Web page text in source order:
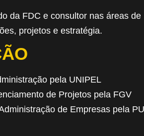
da FDC e consultor nas áreas de
projetos e estratégia.
pela UNIPEL
de Projetos pela FGV
de Empresas pela